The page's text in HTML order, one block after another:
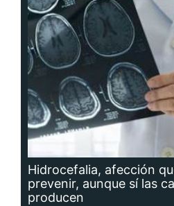
Hidrocefalia, afección
prevenir, aunque sí las
producen